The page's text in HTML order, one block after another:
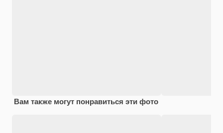
Вам также могут понравиться эти фото